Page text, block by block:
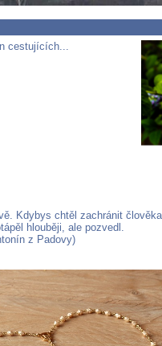
cestujících...
Kdybys chtěl zachránit
hlouběji, ale pozvedl.
z Padovy)